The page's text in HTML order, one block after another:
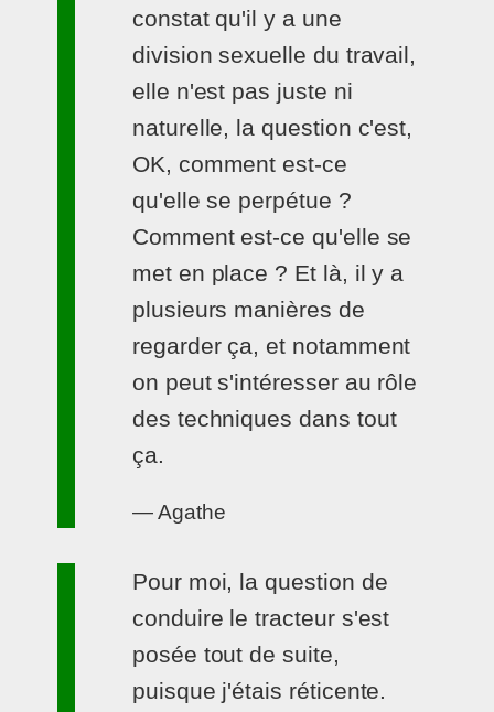
constat qu'il y a une
division sexuelle du travail,
elle n'est pas juste ni
naturelle, la question c'est,
OK, comment est-ce
qu'elle se perpétue ?
Comment est-ce qu'elle se
met en place ? Et là, il y a
plusieurs manières de
regarder ça, et notamment
on peut s'intéresser au rôle
des techniques dans tout
ça.
— Agathe
Pour moi, la question de
conduire le tracteur s'est
posée tout de suite,
puisque j'étais réticente.